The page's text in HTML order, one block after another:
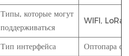
Типы, которые могут
поддерживаться
WIFI,
Тип интерфейса Оптопара с